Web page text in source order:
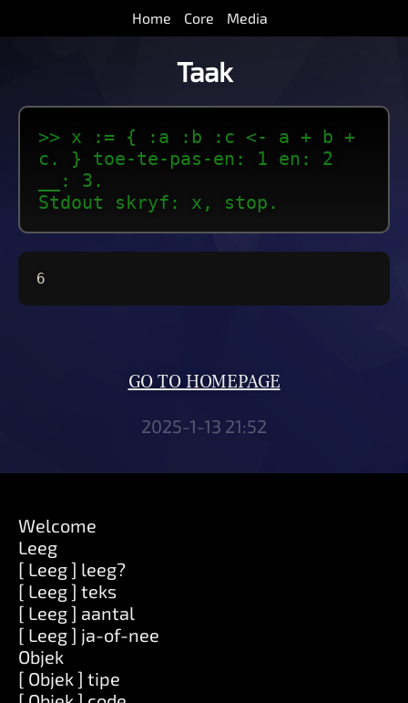
Home Core Media
Taak
>> x := { :a :b :c <- a + b +
c. } toe-te-pas-en: 1 en: 2
__: 3.
Stdout skryf: x, stop.
6
GO TO HOMEPAGE
2025-1-13 21:52
Welcome
Leeg
[ Leeg ] leeg?
[ Leeg ] teks
[ Leeg ] aantal
[ Leeg ] ja-of-nee
Objek
[ Objek ] tipe